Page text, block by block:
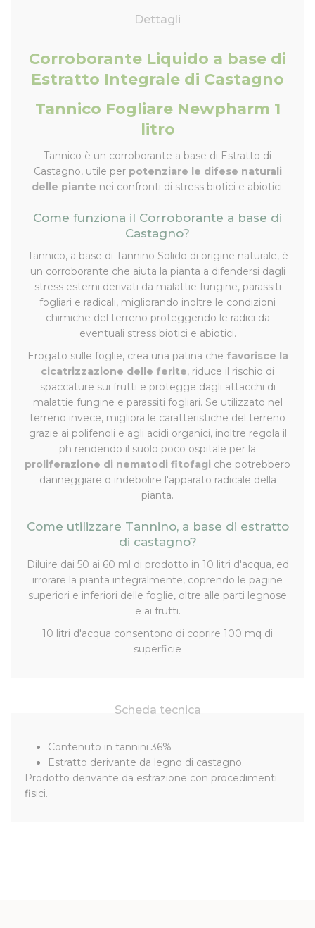
Dettagli
Corroborante Liquido a base di
Estratto Integrale di Castagno
Tannico Fogliare Newpharm 1
litro
Tannico è un corroborante a base di Estratto di
Castagno, utile per potenziare le difese naturali
delle piante nei confronti di stress biotici e abiotici.
Come funziona il Corroborante a base di
Castagno?
Tannico, a base di Tannino Solido di origine naturale, è
un corroborante che aiuta la pianta a difendersi dagli
stress esterni derivati da malattie fungine, parassiti
fogliari e radicali, migliorando inoltre le condizioni
chimiche del terreno proteggendo le radici da
eventuali stress biotici e abiotici.
Erogato sulle foglie, crea una patina che favorisce la
cicatrizzazione delle ferite, riduce il rischio di
spaccature sui frutti e protegge dagli attacchi di
malattie fungine e parassiti fogliari. Se utilizzato nel
terreno invece, migliora le caratteristiche del terreno
grazie ai polifenoli e agli acidi organici, inoltre regola il
ph rendendo il suolo poco ospitale per la
proliferazione di nematodi fitofagi che potrebbero
danneggiare o indebolire l'apparato radicale della
pianta.
Come utilizzare Tannino, a base di estratto
di castagno?
Diluire dai 50 ai 60 ml di prodotto in 10 litri d'acqua, ed
irrorare la pianta integralmente, coprendo le pagine
superiori e inferiori delle foglie, oltre alle parti legnose
e ai frutti.
10 litri d'acqua consentono di coprire 100 mq di
superficie
Scheda tecnica
Contenuto in tannini 36%
Estratto derivante da legno di castagno.
Prodotto derivante da estrazione con procedimenti
fisici.